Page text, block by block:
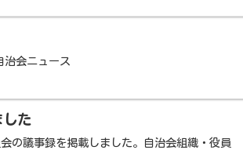
治会ニュース
た
の議事録を掲載しました。自治会組織・役員